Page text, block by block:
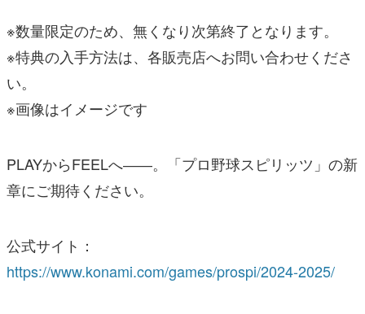
※数量限定のため、無くなり次第終了となります。
※特典の入手方法は、各販売店へお問い合わせくださ
い。
※画像はイメージです
PLAYからFEELへ――。「プロ野球スピリッツ」の新
章にご期待ください。
公式サイト：
https://www.konami.com/games/prospi/2024-2025/